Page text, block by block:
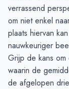
Vraagprijs in
Verkoopprijs in
verrassend
om niet enkel
plaats hiervan
nauwkeuriger
Grijp de kans
waarin de
de afgelopen